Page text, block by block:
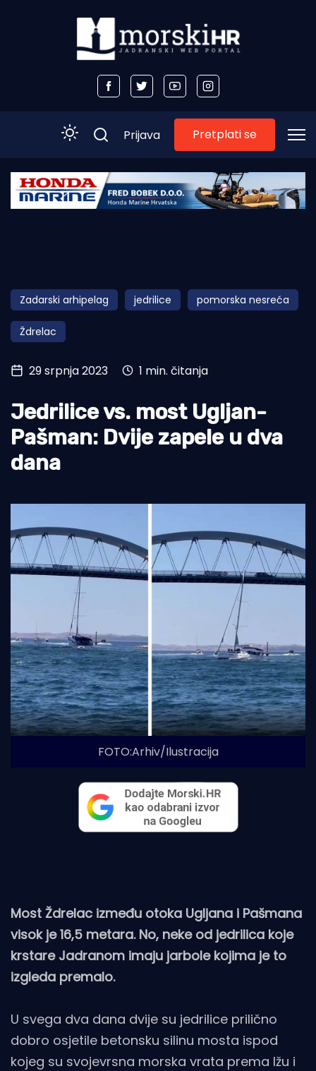
Početna
Obala
Otoci
Turizam i nautika
Pomorstvo
Ekologija
Tradicija i kultura
Prijava Pretplati se
Zadarski arhipelag jedrilice pomorska nesreća
Ždrelac
29 srpnja 2023 1 min. čitanja
Jedrilice vs. most Ugljan-
Pašman: Dvije zapele u dva
dana
FOTO:Arhiv/Ilustracija
Most Ždrelac između otoka Ugljana i Pašmana
visok je 16,5 metara. No, neke od jedrilica koje
krstare Jadranom imaju jarbole kojima je to
izgleda premalo.
U svega dva dana dvije su jedrilice prilično
dobro osjetile betonsku silinu mosta ispod
kojeg su svojevrsna morska vrata prema Ižu i